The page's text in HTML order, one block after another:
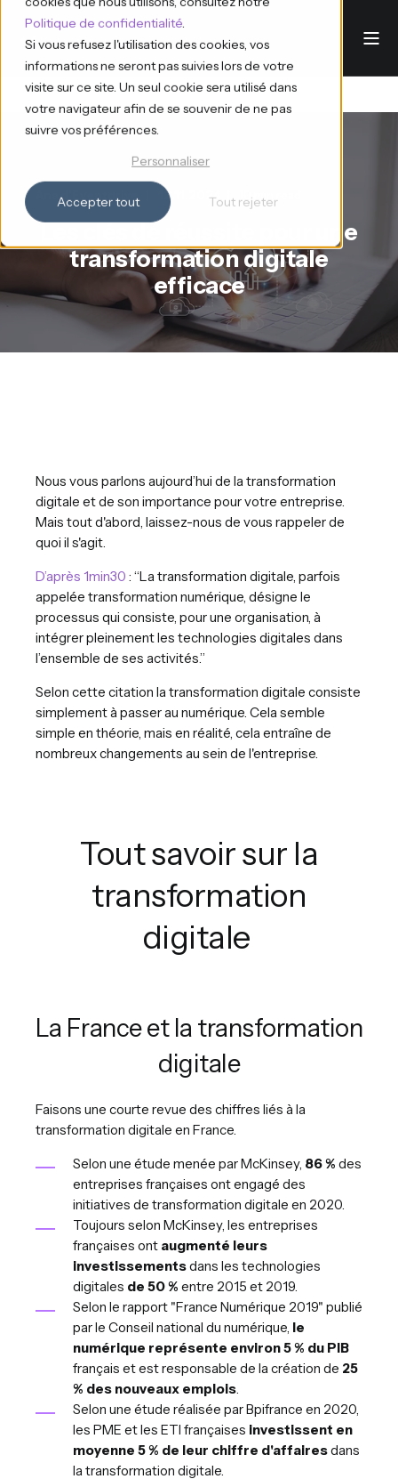
Politique de confidentialité.
Si vous refusez l'utilisation des cookies, vos
informations ne seront pas suivies lors de votre
visite sur ce site. Un seul cookie sera utilisé dans
votre navigateur afin de se souvenir de ne pas
suivre vos préférences.
Personnaliser
Accepter tout Tout rejeter
Ana d'Eventdrive 12.11.2024 10 min read
Les clés de réussite pour une
transformation digitale
efficace
Nous vous parlons aujourd’hui de la transformation
digitale et de son importance pour votre entreprise.
Mais tout d'abord, laissez-nous de vous rappeler de
quoi il s'agit.
D’après 1min30 : “La transformation digitale, parfois
appelée transformation numérique, désigne le
processus qui consiste, pour une organisation, à
intégrer pleinement les technologies digitales dans
l’ensemble de ses activités.”
Selon cette citation la transformation digitale consiste
simplement à passer au numérique. Cela semble
simple en théorie, mais en réalité, cela entraîne de
nombreux changements au sein de l'entreprise.
Tout savoir sur la
transformation
digitale
La France et la transformation
digitale
Faisons une courte revue des chiffres liés à la
transformation digitale en France.
Selon une étude menée par McKinsey, 86 % des
entreprises françaises ont engagé des
initiatives de transformation digitale en 2020.
Toujours selon McKinsey, les entreprises
françaises ont augmenté leurs
investissementsdans les technologies
digitales de 50 % entre 2015 et 2019.
Selon le rapport "France Numérique 2019" publié
par le Conseil national du numérique, le
numérique représente environ 5 % du PIB
français et est responsable de la création de 25
% des nouveaux emplois
Selon une étude réalisée par Bpifrance en 2020,
les PME et les ETI françaises investissent en
moyenne 5 % de leur chiffre d'affairesdans
la transformation digitale.